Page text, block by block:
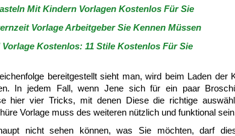
Mit Kindern Vorlagen Kostenlos Für Sie
Vorlage Arbeitgeber Sie Kennen Müssen
Kostenlos: 11 Stile Kostenlos Für Sie
bereitgestellt sieht man, wird beim Laden der
In jedem Fall, wenn Jene sich für ein paar
hier vier Tricks, mit denen Diese die richtige
Vorlage muss des weiteren nützlich und funktional
nicht sehen können, was Sie möchten, darf